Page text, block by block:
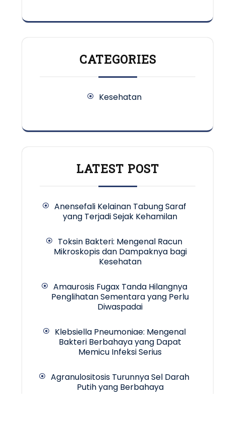
CATEGORIES
Kesehatan
LATEST POST
Anensefali Kelainan Tabung Saraf
yang Terjadi Sejak Kehamilan
Toksin Bakteri: Mengenal Racun
Mikroskopis dan Dampaknya bagi
Kesehatan
Amaurosis Fugax Tanda Hilangnya
Penglihatan Sementara yang Perlu
Diwaspadai
Klebsiella Pneumoniae: Mengenal
Bakteri Berbahaya yang Dapat
Memicu Infeksi Serius
Agranulositosis Turunnya Sel Darah
Putih yang Berbahaya